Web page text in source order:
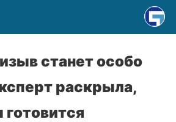
станет особо
раскрыла,